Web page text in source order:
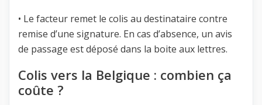
• Le facteur remet le colis au destinataire contre
remise d’une signature. En cas d’absence, un avis
de passage est déposé dans la boite aux lettres.
Colis vers la Belgique : combien ça
coûte ?